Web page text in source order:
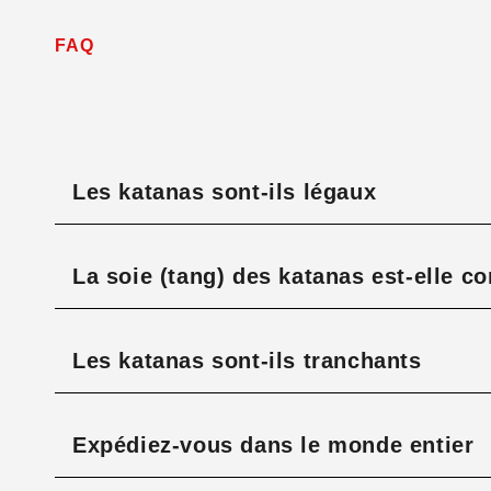
FAQ
Les katanas sont-ils légaux
La soie (tang) des katanas est-elle
Les katanas sont-ils tranchants
Expédiez-vous dans le monde entier